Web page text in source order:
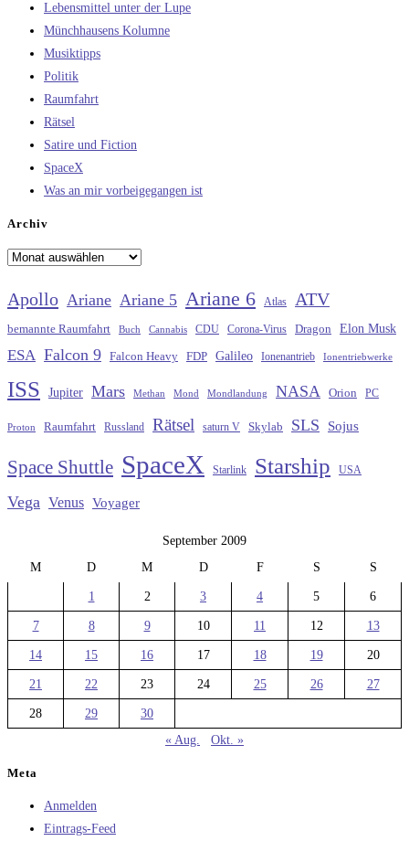
Lebensmittel unter der Lupe
Münchhausens Kolumne
Musiktipps
Politik
Raumfahrt
Rätsel
Satire und Fiction
SpaceX
Was an mir vorbeigegangen ist
Archiv
Archiv
Apollo Ariane Ariane 5 Ariane 6 Atlas ATV
bemannte Raumfahrt Buch Cannabis CDU Corona-Virus Dragon Elon Musk
ESA Falcon 9 Falcon Heavy FDP Galileo Ionenantrieb Ionentriebwerke
ISS Jupiter Mars Methan Mond Mondlandung NASA Orion PC
Proton Raumfahrt Russland Rätsel saturn V Skylab SLS Sojus
Space Shuttle SpaceX Starlink Starship USA
Vega Venus Voyager
September 2009
M
D M D F S S
1 2 3 4 5 6
7 8 9 10 11 12 13
14 15 16 17 18 19 20
21 22 23 24 25 26 27
28 29
30
« Aug.
Okt. »
Meta
Anmelden
Eintrags-Feed